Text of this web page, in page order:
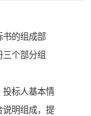
书的组成部
个部分组
投标人基本情
说明组成，提